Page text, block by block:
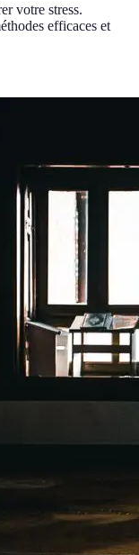
votre stress.
efficaces et